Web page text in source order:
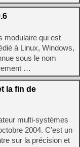
modulaire qui est
à Linux, Windows,
sous le nom
…
la fin de
multi-systèmes
2004. C’est un
sur la précision et